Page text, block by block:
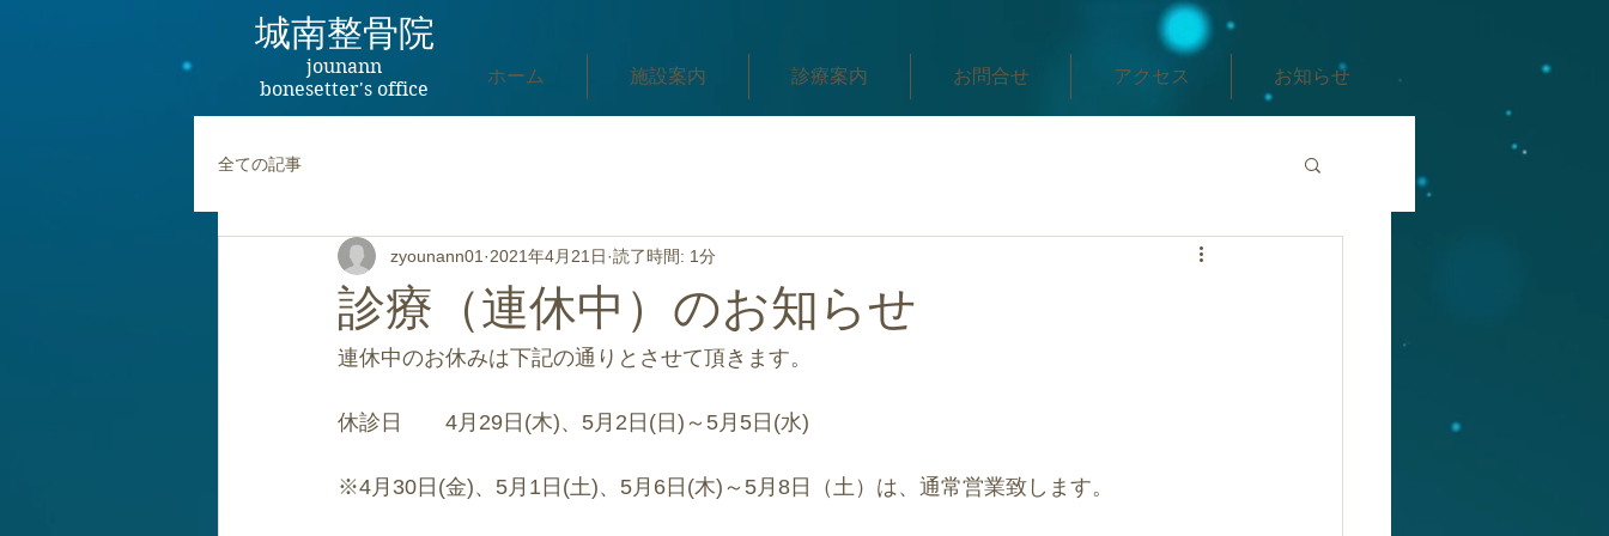
ホーム 施設案内 診療案内 お問合せ アクセス お知らせ
城南整骨院
jounann
bonesetter's office
全ての記事
診療（連休中）のお知らせ
zyounann01 2021年4月21日 読了時間: 1分
連休中のお休みは下記の通りとさせて頂きます。
休診日　　4月29日(木)、5月2日(日)～5月5日(水)
※4月30日(金)、5月1日(土)、5月6日(木)～5月8日（土）は、通常営業致します。